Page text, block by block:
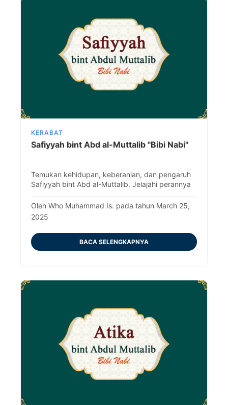
KERABAT
Safiyyah bint Abd al-Muttalib "Bibi Nabi"
Temukan kehidupan, keberanian, dan pengaruh
Safiyyah bint Abd al-Muttalib. Jelajahi perannya
warisannya hingga wafat pada 640 M.
Oleh Who Muhammad Is. pada tahun March 25,
2025
BACA SELENGKAPNYA